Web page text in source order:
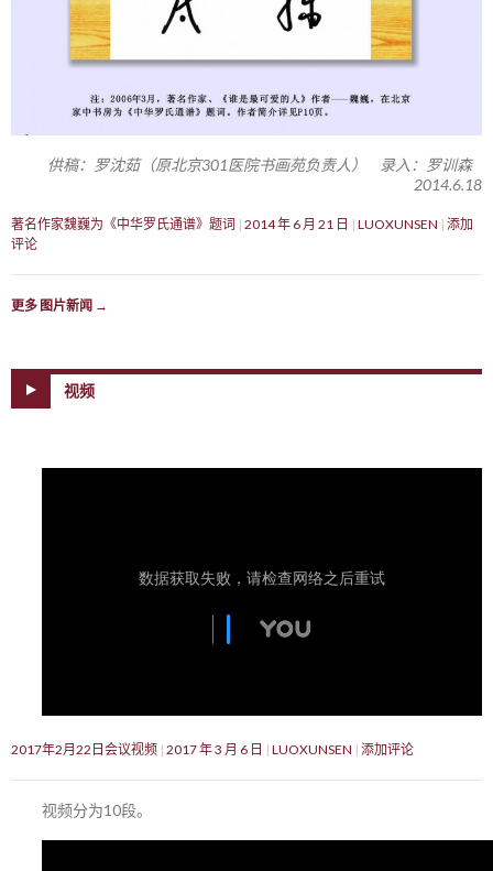
供稿：罗沈茹（原北京301医院书画苑负责人） 录入：罗训森
2014.6.18
著名作家魏巍为《中华罗氏通谱》题词 2014 年 6 月 21 日 LUOXUNSEN 添加
评论
更多 图片新闻 →
视频
2017年2月22日会议视频 2017 年 3 月 6 日 LUOXUNSEN 添加评论
视频分为10段。